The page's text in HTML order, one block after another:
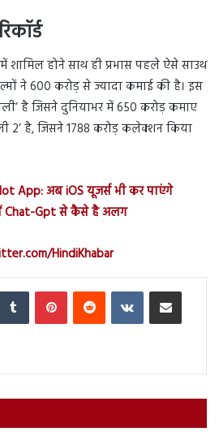
शामिल होने साथ ही प्रभास पहले ऐसे साउथ
ने 600 करोड़ से ज्यादा कमाई की है। इस
है जिसने दुनियाभर में 650 करोड़ कमाए
2’ है, जिसने 1788 करोड़ कलेक्शन किया
App: अब iOS यूजर्स भी कर पाएंगे
Chat-Gpt से कैसे है अलग
HindiKhabar
Tumblr PinterestReddit VKontakteShare via Email